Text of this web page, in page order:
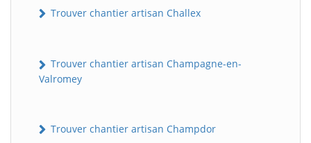
Trouver chantier artisan Challex
Trouver chantier artisan Champagne-en-
Valromey
Trouver chantier artisan Champdor